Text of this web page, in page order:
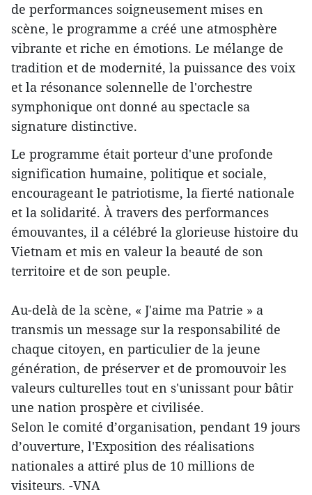
de performances soigneusement mises en
scène, le programme a créé une atmosphère
vibrante et riche en émotions. Le mélange de
tradition et de modernité, la puissance des voix
et la résonance solennelle de l'orchestre
symphonique ont donné au spectacle sa
signature distinctive.
Le programme était porteur d'une profonde
signification humaine, politique et sociale,
encourageant le patriotisme, la fierté nationale
et la solidarité. À travers des performances
émouvantes, il a célébré la glorieuse histoire du
Vietnam et mis en valeur la beauté de son
territoire et de son peuple.
Au-delà de la scène, « J'aime ma Patrie » a
transmis un message sur la responsabilité de
chaque citoyen, en particulier de la jeune
génération, de préserver et de promouvoir les
valeurs culturelles tout en s'unissant pour bâtir
une nation prospère et civilisée.
Selon le comité d’organisation, pendant 19 jours
d’ouverture, l'Exposition des réalisations
nationales a attiré plus de 10 millions de
visiteurs. -VNA